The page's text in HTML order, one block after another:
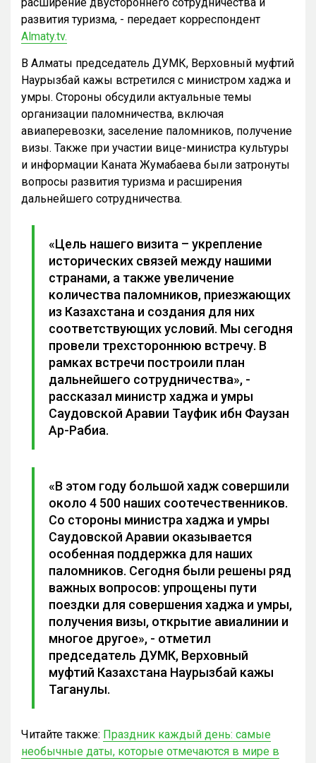
развития туризма, - передает корреспондент
Almaty.tv.
В Алматы председатель ДУМК, Верховный муфтий
Наурызбай кажы встретился с министром хаджа и
умры. Стороны обсудили актуальные темы
организации паломничества, включая
авиаперевозки, заселение паломников, получение
визы. Также при участии вице-министра культуры
и информации Каната Жумабаева были затронуты
вопросы развития туризма и расширения
дальнейшего сотрудничества.
«Цель нашего визита – укрепление
исторических связей между нашими
странами, а также увеличение
количества паломников, приезжающих
из Казахстана и создания для них
соответствующих условий. Мы сегодня
провели трехстороннюю встречу. В
рамках встречи построили план
дальнейшего сотрудничества», -
рассказал министр хаджа и умры
Саудовской Аравии Тауфик ибн Фаузан
Ар-Рабиа.
«В этом году большой хадж совершили
около 4 500 наших соотечественников.
Со стороны министра хаджа и умры
Саудовской Аравии оказывается
особенная поддержка для наших
паломников. Сегодня были решены ряд
важных вопросов: упрощены пути
поездки для совершения хаджа и умры,
получения визы, открытие авиалинии и
многое другое», - отметил
председатель ДУМК, Верховный
муфтий Казахстана Наурызбай кажы
Таганулы.
Читайте также: Праздник каждый день: самые
необычные даты, которые отмечаются в мире в